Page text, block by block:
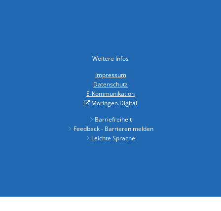
Weitere Infos
Impressum
Datenschutz
E-Kommunikation
Moringen.Digital
Barriefreiheit
Feedback - Barrieren melden
Leichte Sprache